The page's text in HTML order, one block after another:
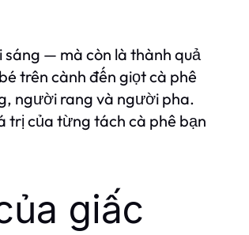
sáng — mà còn là thành quả
trên cành đến giọt cà phê
người rang và người pha.
trị của từng tách cà phê bạn
giấc